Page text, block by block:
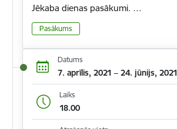
Jēkaba dienas pasākumi. …
Pasākums
Datums
7. aprīlis, 2021 – 24. jūnijs, 2021
Laiks
18.00